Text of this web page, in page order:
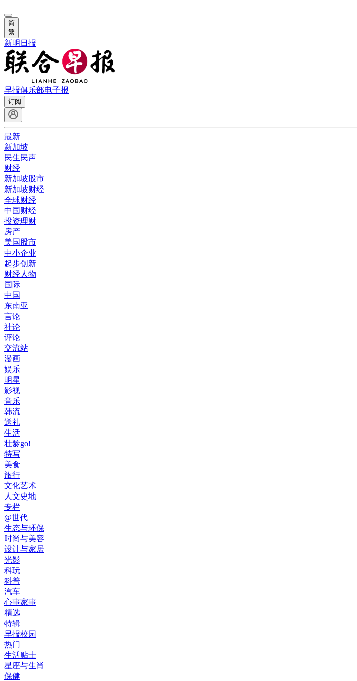
简
繁
新明日报
早报俱乐部电子报
订阅
最新
新加坡
民生民声
财经
新加坡股市
新加坡财经
全球财经
中国财经
投资理财
房产
美国股市
中小企业
起步创新
财经人物
国际
中国
东南亚
言论
社论
评论
交流站
漫画
娱乐
明星
影视
音乐
韩流
送礼
生活
壮龄go!
特写
美食
旅行
文化艺术
人文史地
专栏
@世代
生态与环保
时尚与美容
设计与家居
光影
科玩
科普
汽车
心事家事
精选
特辑
早报校园
热门
生活贴士
星座与生肖
保健